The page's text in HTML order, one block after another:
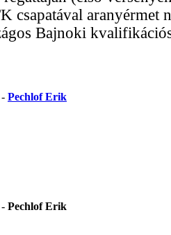
csapatával aranyérmet
Bajnoki
- Pechlof Erik
- Pechlof Erik